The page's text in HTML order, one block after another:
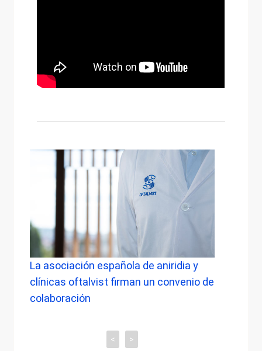
La asociación española de aniridia y
clínicas oftalvist firman un convenio de
colaboración
< >